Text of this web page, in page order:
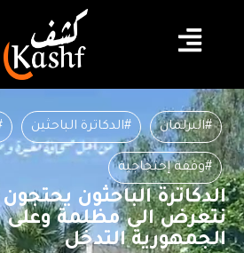
#البرلمان #الدكاترة الباحثين
#وقفة إحتجاجية
الدكاترة الباحثون
نتعرض الى مظلمة
الجمهورية التدخل